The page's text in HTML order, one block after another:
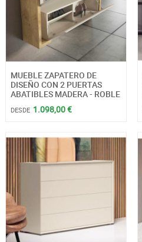
MUEBLE ZAPATERO DE
DISEÑO CON 2 PUERTAS
ABATIBLES MADERA - ROBLE
DESDE 1.098,00 €